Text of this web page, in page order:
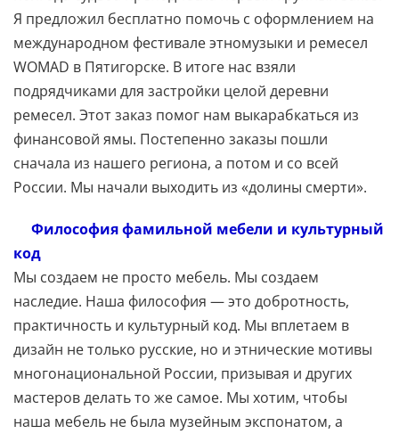
Я предложил бесплатно помочь с оформлением на
международном фестивале этномузыки и ремесел
WOMAD в Пятигорске. В итоге нас взяли
подрядчиками для застройки целой деревни
ремесел. Этот заказ помог нам выкарабкаться из
финансовой ямы. Постепенно заказы пошли
сначала из нашего региона, а потом и со всей
России. Мы начали выходить из «долины смерти».
Философия фамильной мебели и культурный
код
Мы создаем не просто мебель. Мы создаем
наследие. Наша философия — это добротность,
практичность и культурный код. Мы вплетаем в
дизайн не только русские, но и этнические мотивы
многонациональной России, призывая и других
мастеров делать то же самое. Мы хотим, чтобы
наша мебель не была музейным экспонатом, а